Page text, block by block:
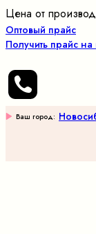
Цена от
Оптовый прайс
Получить прайс
Ваш город: